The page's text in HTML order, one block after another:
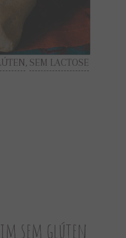
, SEM LACTOSE
sem glúten